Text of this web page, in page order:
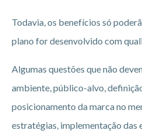
Todavia, os benefícios só
plano for desenvolvido com
Algumas questões que não
ambiente, público-alvo,
posicionamento da marca no
estratégias, implementação das